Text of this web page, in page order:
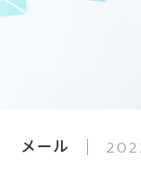
メール